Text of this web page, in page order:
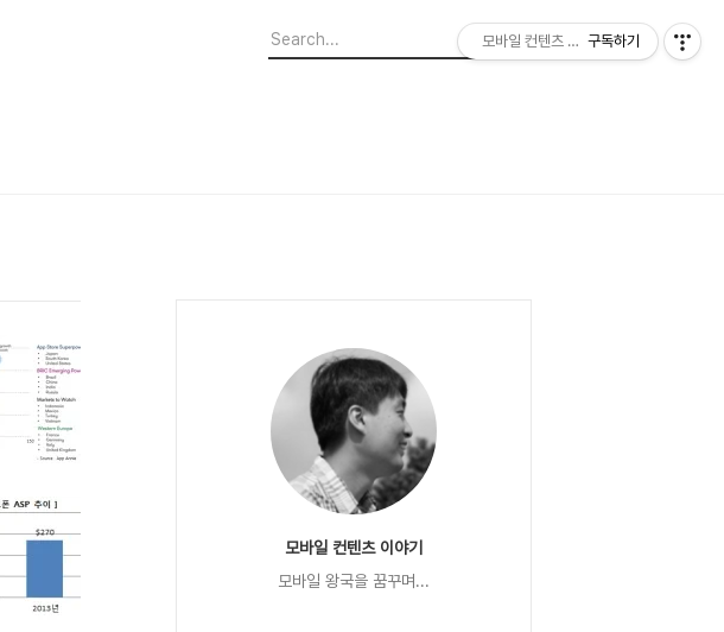
모바일 컨텐츠 이야기
모바일 왕국을 꿈꾸며...
모바일 컨텐츠 이야기구독하기